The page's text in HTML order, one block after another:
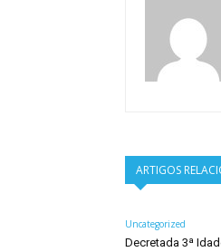
ARTIGOS
Uncategorized
Decretada 3ª